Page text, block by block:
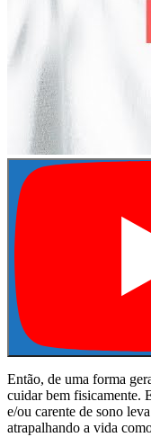
Então, de uma forma
cuidar bem fisicamente.
e/ou carente de sono
atrapalhando a vida